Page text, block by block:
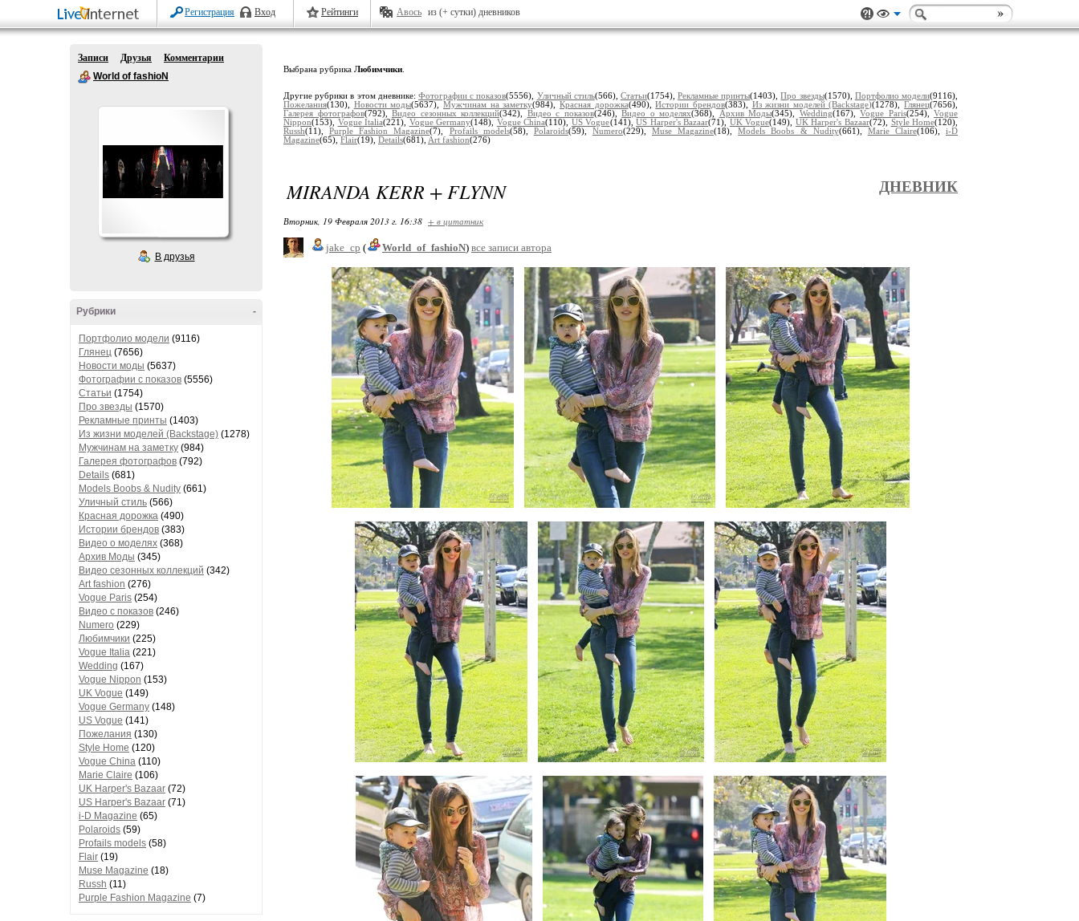
Регистрация Вход Рейтинги Авось из (+ сутки) дневников
Записи Друзья
Комментарии
World of fashioN
В друзья
-
Рубрики
Портфолио модели (9116)
Глянец (7656)
Новости моды (5637)
Фотографии с показов (5556)
Статьи (1754)
Про звезды (1570)
Рекламные принты (1403)
Из жизни моделей (Backstage) (1278)
Мужчинам на заметку (984)
Галерея фотографов (792)
Details (681)
Models Boobs & Nudity (661)
Уличный стиль (566)
Красная дорожка (490)
Истории брендов (383)
Видео о моделях (368)
Архив Моды (345)
Видео сезонных коллекций (342)
Art fashion (276)
Vogue Paris (254)
Видео с показов (246)
Numero (229)
Любимчики (225)
Vogue Italia (221)
Wedding (167)
Vogue Nippon (153)
UK Vogue (149)
Vogue Germany (148)
US Vogue (141)
Пожелания (130)
Style Home (120)
Vogue China (110)
Marie Claire (106)
UK Harper's Bazaar (72)
US Harper's Bazaar (71)
i-D Magazine (65)
Polaroids (59)
Profails models (58)
Flair (19)
Muse Magazine (18)
Russh (11)
Purple Fashion Magazine (7)
Выбрана рубрика Любимчики
Другие рубрики в этом дневнике: Фотографии с показов(5556), Уличный стиль(566), Статьи(1754),Рекламные принты(1403),Про звезды(1570), Портфолио модели(9116),
Пожелания(130), Новости моды(5637), Мужчинам на заметку(984), Красная дорожка(490),Истории брендов(383), Из жизни моделей (Backstage)(1278),Глянец(7656),
Галерея фотографов(792), Видео сезонных коллекций(342), Видео с показов(246), Видео о моделях(368), Архив Моды(345), Wedding(167), Vogue Paris(254), Vogue
Nippon(153), Vogue Italia(221), Vogue Germany(148), Vogue China(110), US Vogue(141),US Harper's Bazaar(71), UK Vogue(149), UK Harper's Bazaar(72), Style Home(120),
Russh(11),Purple Fashion Magazine(7), Profails models(58), Polaroids(59), Numero(229), Muse Magazine(18),Models Boobs & Nudity(661), Marie Claire(106), i-D
Magazine(65), Flair(19), Details(681), Art fashion(276)
MIRANDA KERR + FLYNN ДНЕВНИК
Вторник, 19 Февраля 2013 г. 16:38 + в цитатник
jake_cp ( World_of_fashioN) все записи автора